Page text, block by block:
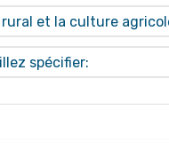
et la culture
spécifier: